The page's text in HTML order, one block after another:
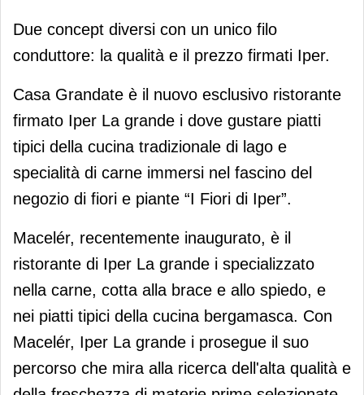
Due concept diversi con un unico filo
conduttore: la qualità e il prezzo firmati Iper.
Casa Grandate è il nuovo esclusivo ristorante
firmato Iper La grande i dove gustare piatti
tipici della cucina tradizionale di lago e
specialità di carne immersi nel fascino del
negozio di fiori e piante “I Fiori di Iper”.
Macelér, recentemente inaugurato, è il
ristorante di Iper La grande i specializzato
nella carne, cotta alla brace e allo spiedo, e
nei piatti tipici della cucina bergamasca. Con
Macelér, Iper La grande i prosegue il suo
percorso che mira alla ricerca dell'alta qualità e